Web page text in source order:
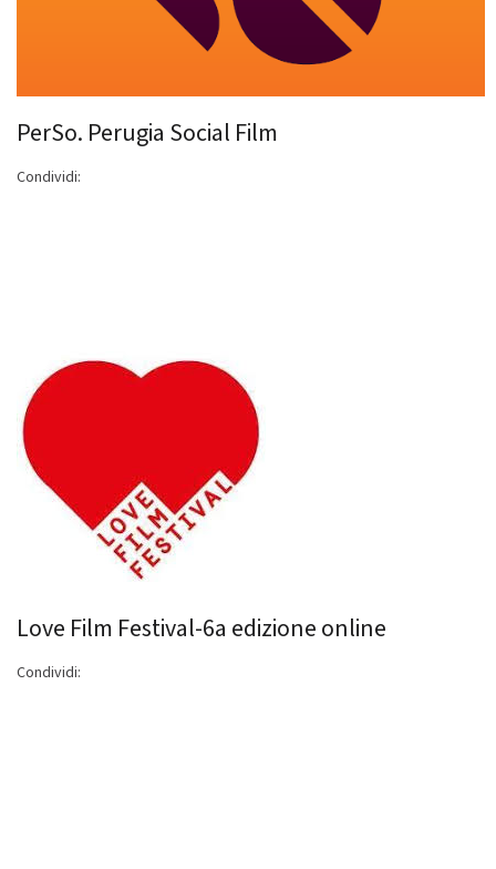
PerSo. Perugia Social Film
Condividi:
Love Film Festival-6a edizione online
Condividi: